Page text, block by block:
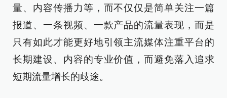
量、内容传播力等，而不仅仅是简单关注一篇
报道、一条视频、一款产品的流量表现，而是
只有如此才能更好地引领主流媒体注重平台的
长期建设、内容的专业价值，而避免落入追求
短期流量增长的歧途。